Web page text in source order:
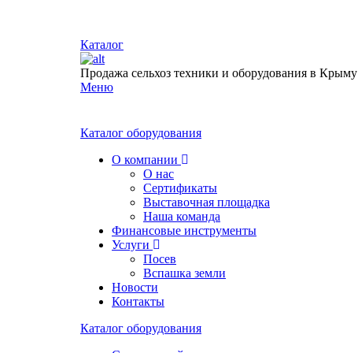
Каталог
Продажа сельхоз техники и оборудования в Крыму
Меню
Каталог оборудования
О компании
О нас
Сертификаты
Выставочная площадка
Наша команда
Финансовые инструменты
Услуги
Посев
Вспашка земли
Новости
Контакты
Каталог оборудования